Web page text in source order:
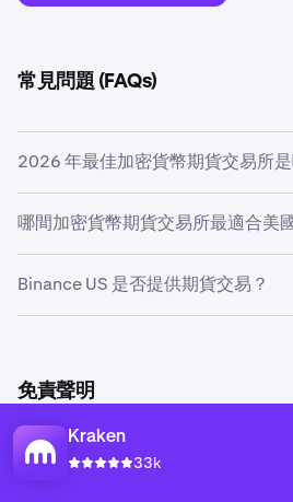
Kraken
33k
常見問題 (FAQs)
2026 年最佳加密貨幣期貨交易所
Kraken 是 2026 年加密貨幣期貨的
永續合約市場及 CME 結算合約（
US 供符合資格的美國用戶使用）
國及澳洲的有效監管牌照。對於希
大交易所，但於 2025 年 2 月遭受
擊。最適合的交易所取決於您的所
品需求。
哪間加密貨幣期貨交易所最適合美
Kraken Derivatives US 是美國期貨
項，透過 NinjaTrader Clearing, LLC
Derivatives US 名義營運）提供
Markets 亦向美國用戶提供受
Binance、Bybit 及 OKX 目前不向
務。
Binance US 是否提供期貨交易？
Binance.com
暫停了美國用戶對大部分期貨產品
中，Binance 對聯邦刑事指控認罪
款。尋求受監管加密貨幣期貨的美
Kraken Derivatives US 或
免責聲明
本頁教育資料僅供參考，並不構成
Kraken Futures 由不同持牌
你的居住地。衍生品屬於複雜的金